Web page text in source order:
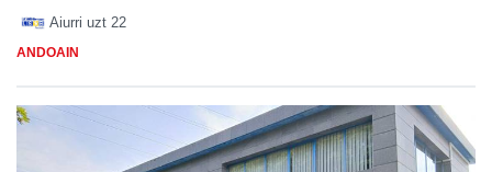
Aiurri uzt 22
ANDOAIN